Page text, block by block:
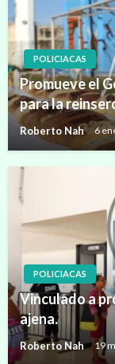
POLICIACAS
Promueve el
para la
Roberto Nah 6
POLICIACAS
Vinculado a
ajena.
Roberto Nah 19